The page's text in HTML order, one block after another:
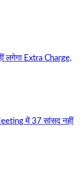
लगेगा Extra Charge,
में 37 सांसद नहीं